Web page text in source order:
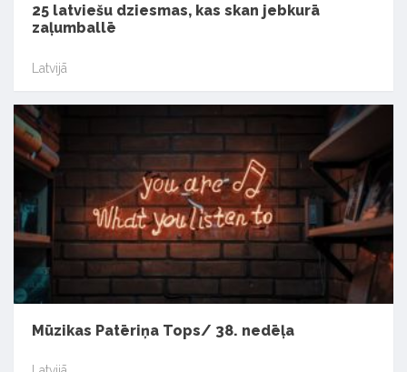
25 latviešu dziesmas, kas skan jebkurā
zaļumballē
Latvijā
Mūzikas Patēriņa Tops/ 38. nedēļa